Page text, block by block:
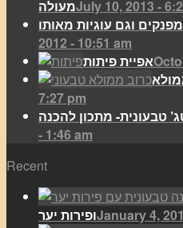
מעולהJuly 10, 2013 -
2012 - 10:51 am
אפיית פיתות
7:27 pm
- 1:46 am
Recent
ופירות יערJanuary 4,